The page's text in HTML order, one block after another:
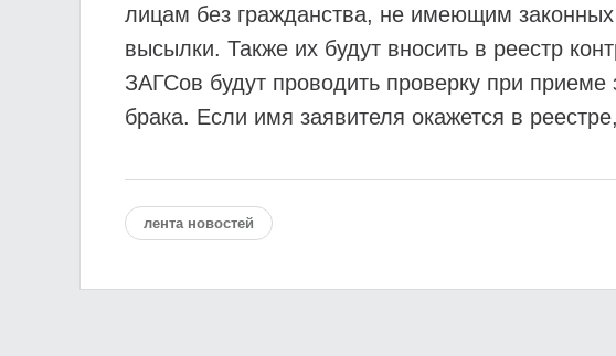
лицам без гражданства, не имеющим
высылки. Также их будут вносить в реестр
ЗАГСов будут проводить проверку при
брака. Если имя заявителя окажется в
лента новостей